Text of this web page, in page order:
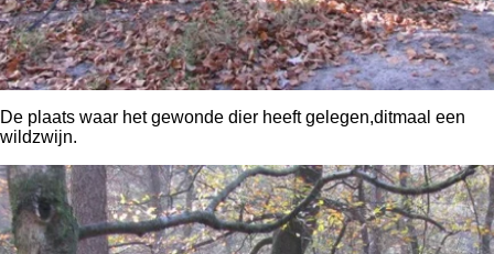
De plaats waar het gewonde dier heeft gelegen,ditmaal een
wildzwijn.